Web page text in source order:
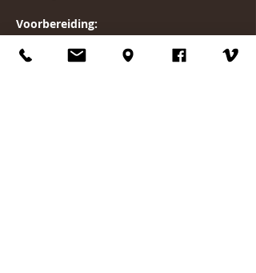
Voorbereiding:
Zorg dat je minimaal 1.5 uur voor de
Adem Ceremonie niet meer gegeten